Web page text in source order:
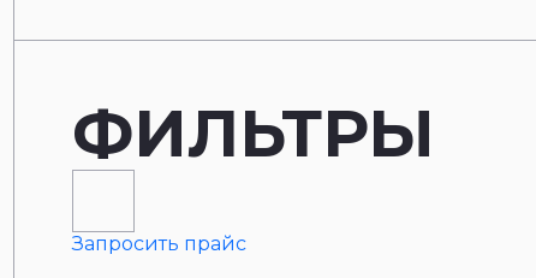
ФИЛЬТРЫ
Запросить прайс